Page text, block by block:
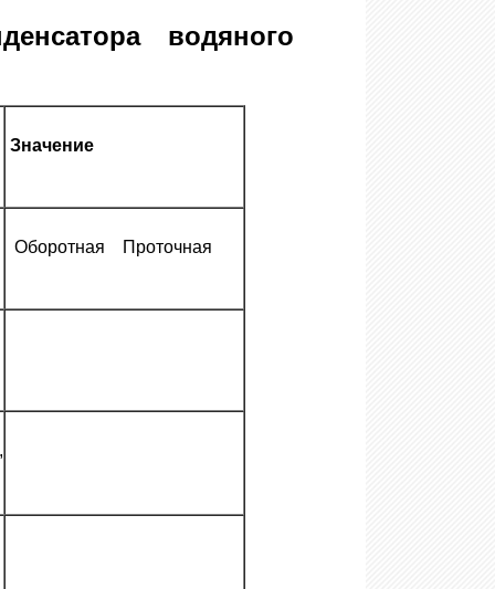
водяного
Значение
Оборотная Проточная